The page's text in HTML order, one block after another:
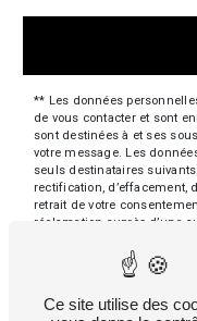
** Les données
de vous contacter et sont
sont destinées à et ses
votre message. Les
seuls destinataires
rectification, d’effacement,
retrait de votre
réclamation auprès d’une
sort de vos données post-
voie postale à l'adresse
justificatif d'identité pourra
données pendant la
de prescription légale aux
Ce site utilise des